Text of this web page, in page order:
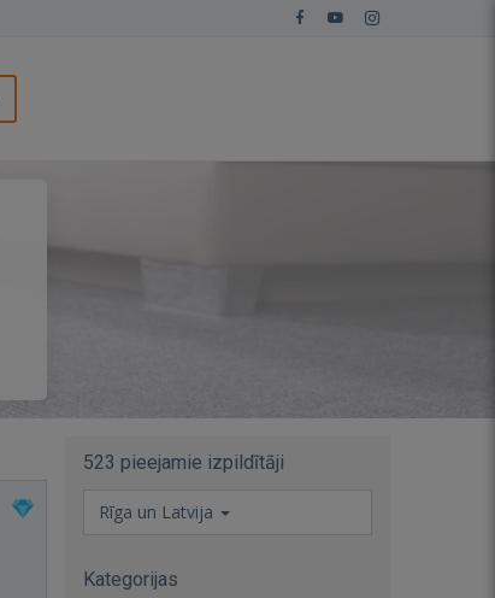
523 pieejamie izpildītāji
Rīga un Latvija
Kategorijas